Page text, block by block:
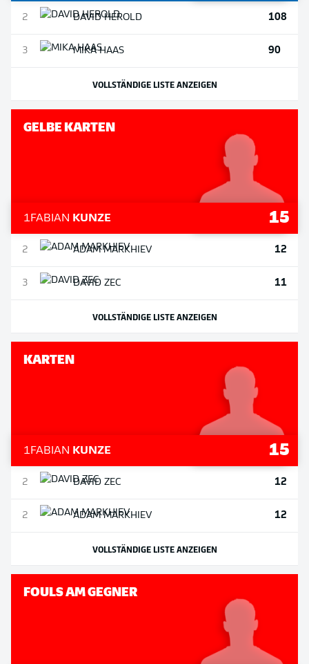
2 DAVIDHEROLD 108
3 MIKAHAAS 90
VOLLSTÄNDIGE LISTE ANZEIGEN
GELBE KARTEN
1FABIAN KUNZE 15
2 ADAMMARKHIEV 12
3 DAVID ZEC 11
VOLLSTÄNDIGE LISTE ANZEIGEN
KARTEN
1FABIAN KUNZE 15
2 DAVID ZEC 12
2 ADAMMARKHIEV 12
VOLLSTÄNDIGE LISTE ANZEIGEN
FOULS AM GEGNER